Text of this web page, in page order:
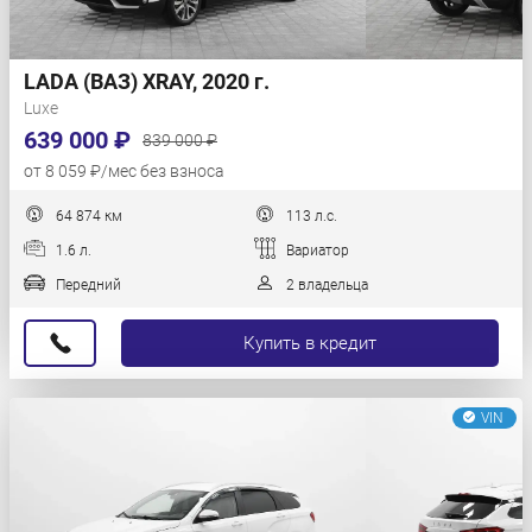
LADA (ВАЗ) XRAY, 2020 г.
Luxe
639 000 ₽
839 000 ₽
от 8 059 ₽/мес без взноса
64 874 км 113 л.с.
1.6 л. Вариатор
Передний 2 владельца
Купить в кредит
VIN